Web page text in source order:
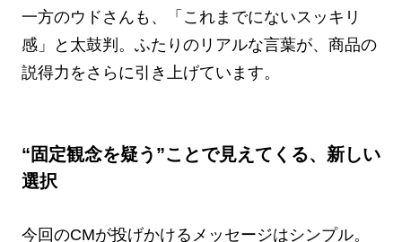
一方のウドさんも、「これまでにないスッキリ
感」と太鼓判。ふたりのリアルな言葉が、商品の
説得力をさらに引き上げています。
“固定観念を疑う”ことで見えてくる、新しい
選択
今回のCMが投げかけるメッセージはシンプル。